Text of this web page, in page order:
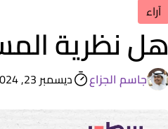
آراء
هل نظرية
جاسم الجزاع ديسمبر 23, 2024